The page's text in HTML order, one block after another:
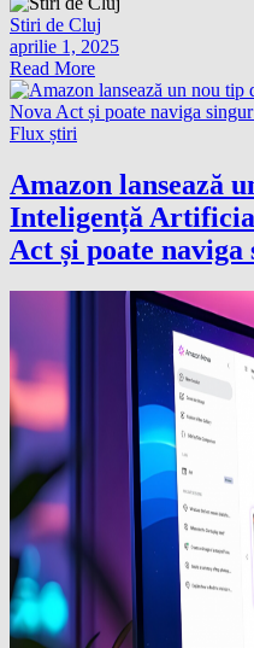
Stiri de Cluj
aprilie 1, 2025
Read More
Flux știri
Amazon lansează
Inteligență
Act și poate